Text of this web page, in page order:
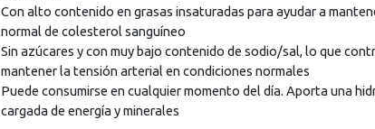
Con alto contenido en grasas insaturadas para ayudar a
normal de colesterol sanguíneo
Sin azúcares y con muy bajo contenido de sodio/sal, lo que
mantener la tensión arterial en condiciones normales
Puede consumirse en cualquier momento del día. Aporta una
cargada de energía y minerales